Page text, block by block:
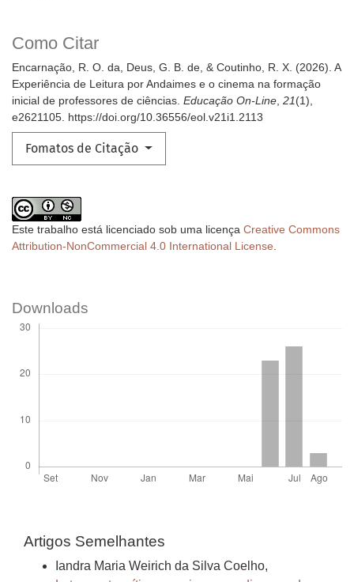
Como Citar
Encarnação, R. O. da, Deus, G. B. de, & Coutinho, R. X. (2026). A
Experiência de Leitura por Andaimes e o cinema na formação
inicial de professores de ciências. Educação On-Line, 21(1),
e2621105. https://doi.org/10.36556/eol.v21i1.2113
Fomatos de Citação
Este trabalho está licenciado sob uma licença Creative Commons
Attribution-NonCommercial 4.0 International License.
Downloads
Artigos Semelhantes
Iandra Maria Weirich da Silva Coelho,